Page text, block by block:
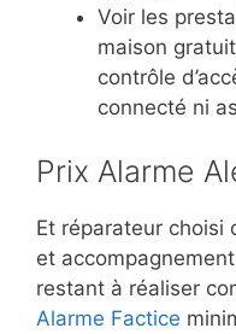
Voir les
maison
contrôle
connecté ni
Prix Alarme
Et réparateur choisi
et
restant à réaliser
Alarme Factice